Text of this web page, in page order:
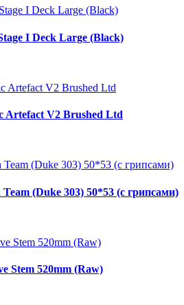
I Deck Large (Black)
Artefact V2 Brushed Ltd
(Duke 303) 50*53 (c грипсами)
Stem 520mm (Raw)